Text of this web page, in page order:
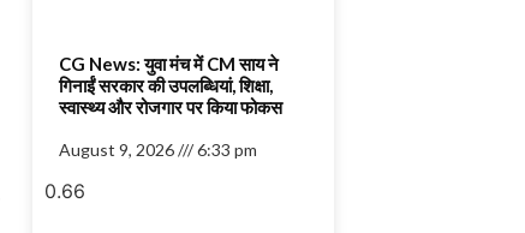
CG News: युवा मंच में CM साय ने
गिनाईं सरकार की उपलब्धियां, शिक्षा,
स्वास्थ्य और रोजगार पर किया फोकस
August 9, 2026 6:33 pm